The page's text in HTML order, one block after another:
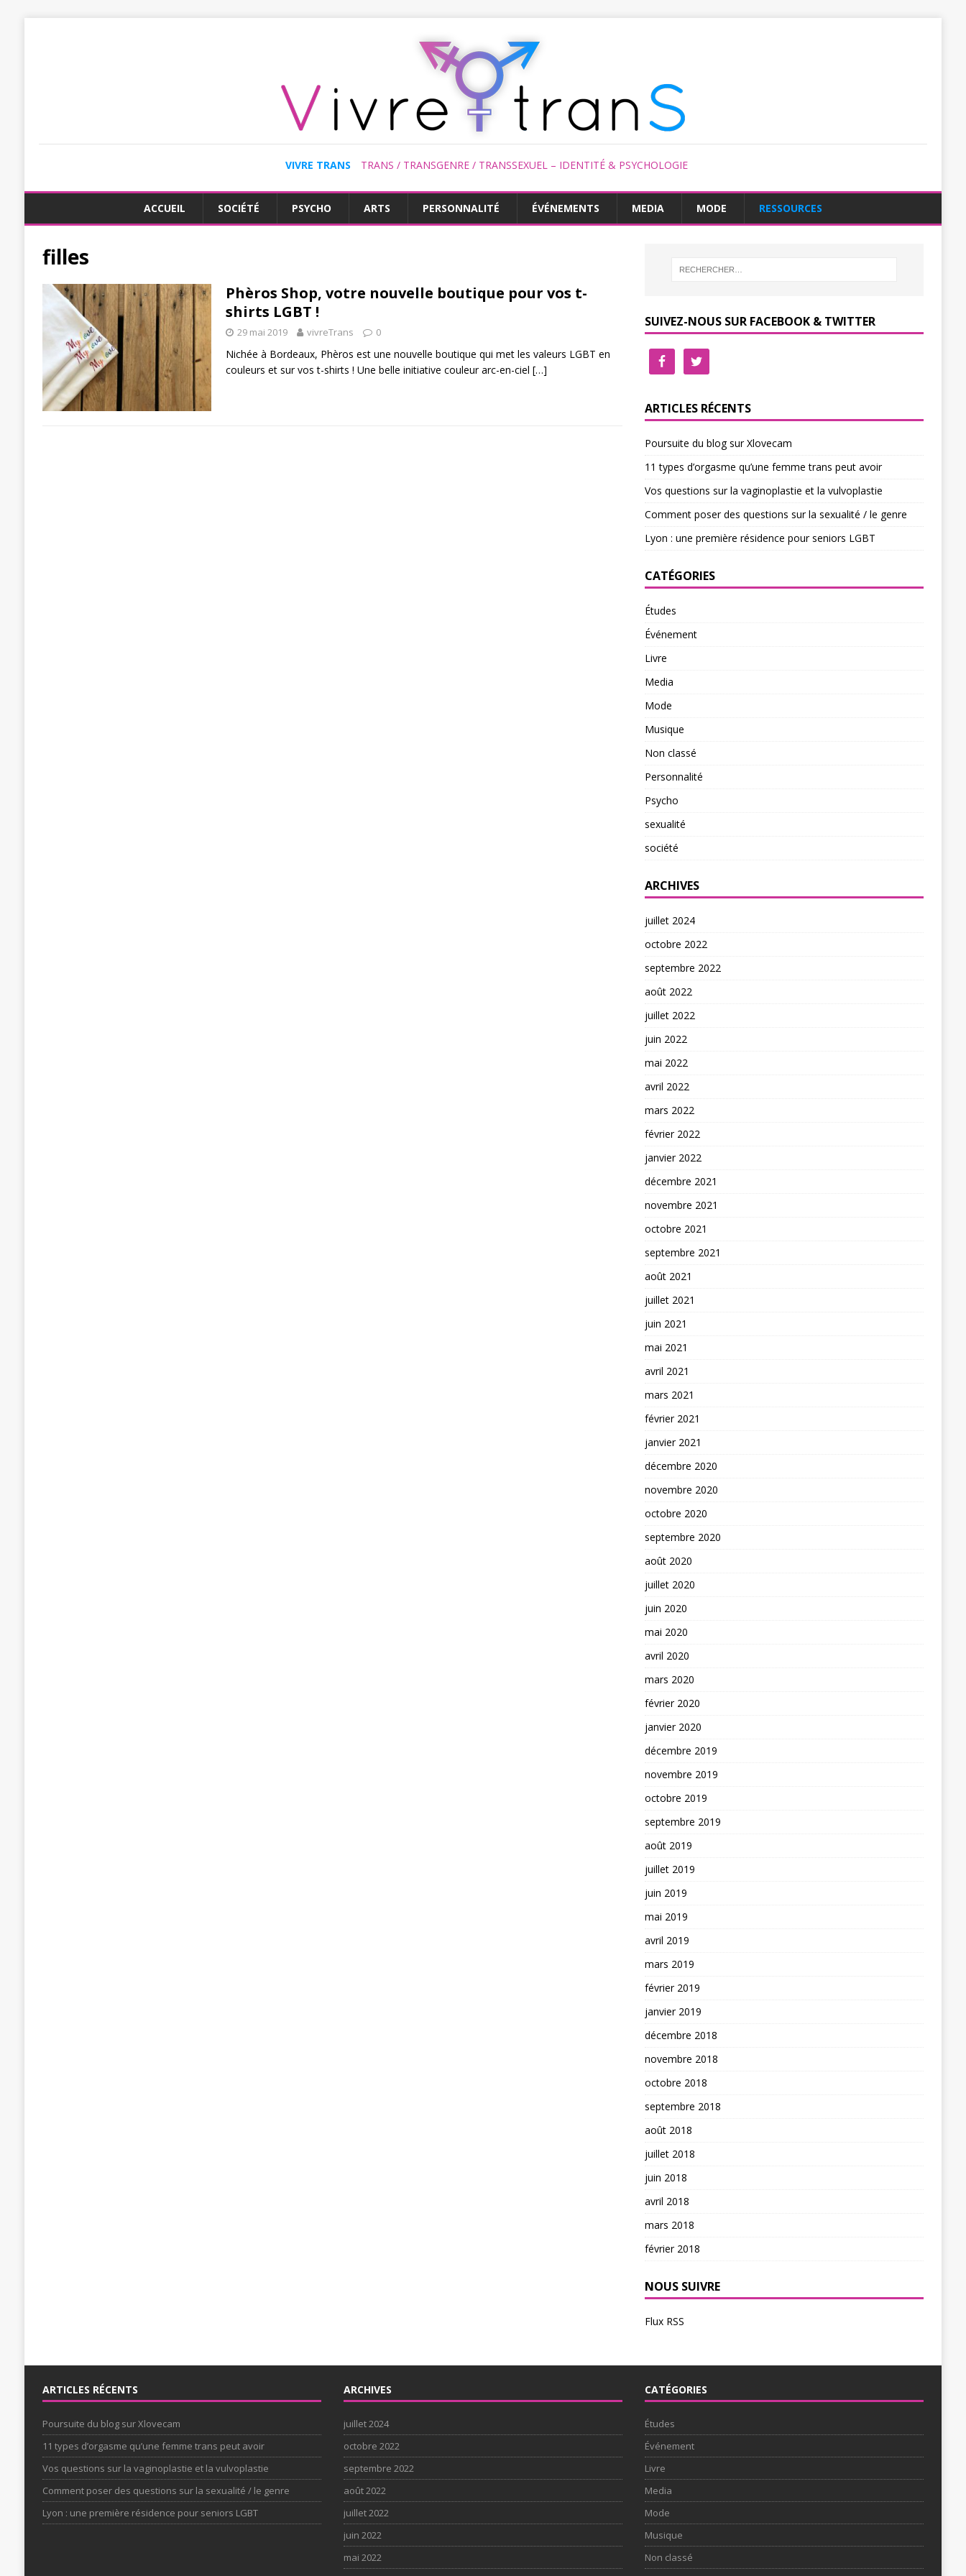
VIVRE TRANS TRANS / TRANSGENRE / TRANSSEXUEL – IDENTITÉ & PSYCHOLOGIE
ACCUEIL SOCIÉTÉ PSYCHO ARTS PERSONNALITÉ ÉVÉNEMENTS MEDIA MODE RESSOURCES
filles
Phèros Shop, votre nouvelle boutique pour vos t-
shirts LGBT !
29 mai 2019 vivreTrans 0
Nichée à Bordeaux, Phèros est une nouvelle boutique qui met les valeurs LGBT en
couleurs et sur vos t-shirts ! Une belle initiative couleur arc-en-ciel […]
SUIVEZ-NOUS SUR FACEBOOK & TWITTER
ARTICLES RÉCENTS
Poursuite du blog sur Xlovecam
11 types d’orgasme qu’une femme trans peut avoir
Vos questions sur la vaginoplastie et la vulvoplastie
Comment poser des questions sur la sexualité / le genre
Lyon : une première résidence pour seniors LGBT
CATÉGORIES
Études
Événement
Livre
Media
Mode
Musique
Non classé
Personnalité
Psycho
sexualité
société
ARCHIVES
juillet 2024
octobre 2022
septembre 2022
août 2022
juillet 2022
juin 2022
mai 2022
avril 2022
mars 2022
février 2022
janvier 2022
décembre 2021
novembre 2021
octobre 2021
septembre 2021
août 2021
juillet 2021
juin 2021
mai 2021
avril 2021
mars 2021
février 2021
janvier 2021
décembre 2020
novembre 2020
octobre 2020
septembre 2020
août 2020
juillet 2020
juin 2020
mai 2020
avril 2020
mars 2020
février 2020
janvier 2020
décembre 2019
novembre 2019
octobre 2019
septembre 2019
août 2019
juillet 2019
juin 2019
mai 2019
avril 2019
mars 2019
février 2019
janvier 2019
décembre 2018
novembre 2018
octobre 2018
septembre 2018
août 2018
juillet 2018
juin 2018
avril 2018
mars 2018
février 2018
NOUS SUIVRE
Flux RSS
ARTICLES RÉCENTS
Poursuite du blog sur Xlovecam
11 types d’orgasme qu’une femme trans peut avoir
Vos questions sur la vaginoplastie et la vulvoplastie
Comment poser des questions sur la sexualité / le genre
Lyon : une première résidence pour seniors LGBT
ARCHIVES
juillet 2024
octobre 2022
septembre 2022
août 2022
juillet 2022
juin 2022
mai 2022
CATÉGORIES
Études
Événement
Livre
Media
Mode
Musique
Non classé